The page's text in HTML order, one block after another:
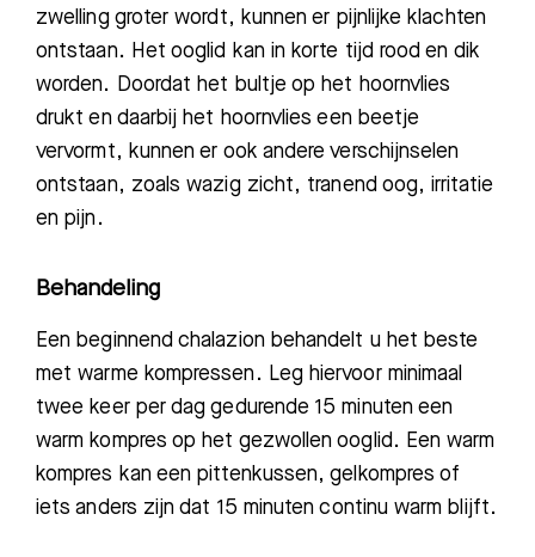
zwelling groter wordt, kunnen er pijnlijke klachten
ontstaan. Het ooglid kan in korte tijd rood en dik
worden. Doordat het bultje op het hoornvlies
drukt en daarbij het hoornvlies een beetje
vervormt, kunnen er ook andere verschijnselen
ontstaan, zoals wazig zicht, tranend oog, irritatie
en pijn.
Behandeling
Een beginnend chalazion behandelt u het beste
met warme kompressen. Leg hiervoor minimaal
twee keer per dag gedurende15minuten een
warm kompres op het gezwollen ooglid. Een warm
kompres kan een pittenkussen, gelkompres of
iets anders zijn dat 15 minuten continu warm blijft.